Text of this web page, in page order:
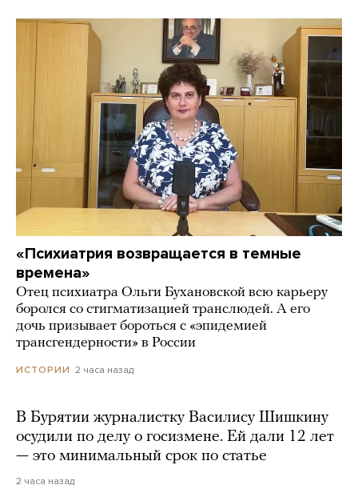
«Психиатрия возвращается в темные
времена»
Отец психиатра Ольги Бухановской всю карьеру
боролся со стигматизацией транслюдей. А его
дочь призывает бороться с «эпидемией
трансгендерности» в России
ИСТОРИИ 2 часа назад
В Бурятии журналистку Василису Шишкину
осудили по делу о госизмене. Ей дали 12 лет
— это минимальный срок по статье
2 часа назад